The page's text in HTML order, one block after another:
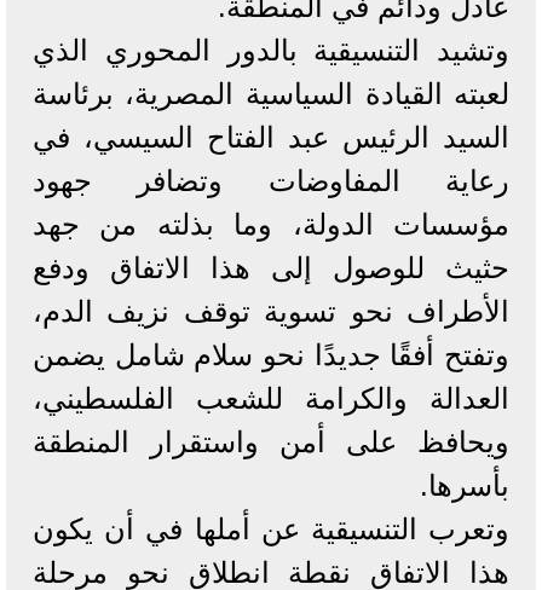
وتشيد التنسيقية بالدور المحوري الذي
لعبته القيادة السياسية المصرية، برئاسة
السيد الرئيس عبد الفتاح السيسي، في
رعاية المفاوضات وتضافر جهود
مؤسسات الدولة، وما بذلته من جهد
حثيث للوصول إلى هذا الاتفاق ودفع
الأطراف نحو تسوية توقف نزيف الدم،
وتفتح أفقًا جديدًا نحو سلام شامل يضمن
العدالة والكرامة للشعب الفلسطيني،
ويحافظ على أمن واستقرار المنطقة
بأسرها.
وتعرب التنسيقية عن أملها في أن يكون
هذا الاتفاق نقطة انطلاق نحو مرحلة